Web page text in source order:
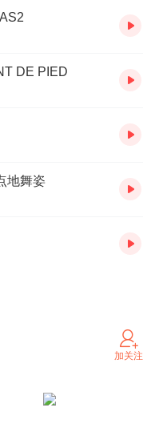
DE PIED
地舞姿
加关注